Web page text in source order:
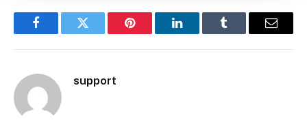
FacebookTwitter Pinterest LinkedInTumblr Email
support